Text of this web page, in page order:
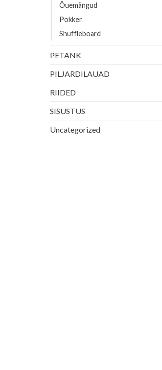
Õuemängud
Pokker
Shuffleboard
PETANK
PILJARDILAUAD
RIIDED
SISUSTUS
Uncategorized